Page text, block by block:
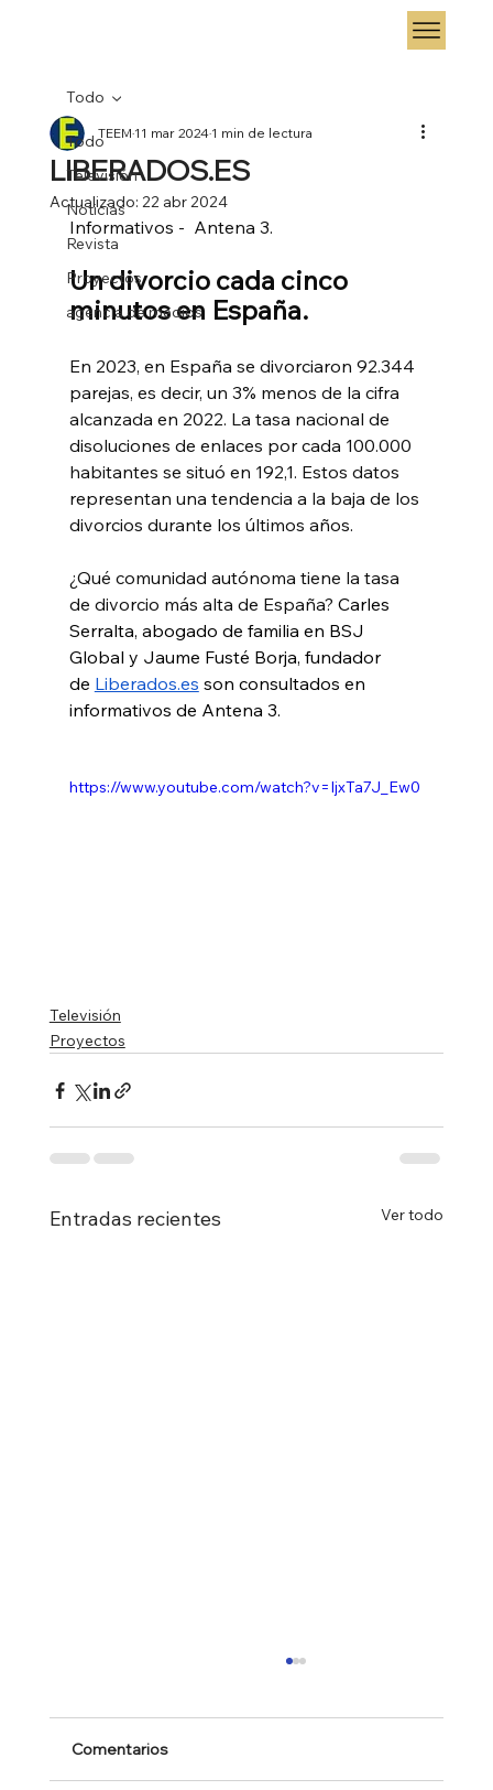
Todo
Televisión
Noticias
Revista
Proyectos
agencia de medios
Todo
LIBERADOS.ES
TEEM11 mar 20241 min de lectura
Actualizado: 22 abr 2024
Informativos -  Antena 3.
Un divorcio cada cinco
minutos en España.
En 2023, en España se divorciaron 92.344
parejas, es decir, un 3% menos de la cifra
alcanzada en 2022. La tasa nacional de
disoluciones de enlaces por cada 100.000
habitantes se situó en 192,1. Estos datos
representan una tendencia a la baja de los
divorcios durante los últimos años.
¿Qué comunidad autónoma tiene la tasa
de divorcio más alta de España? Carles
Serralta, abogado de familia en BSJ
Global y Jaume Fusté Borja, fundador
de Liberados.es son consultados en
informativos de Antena 3.
https://www.youtube.com/watch?v=IjxTa7J_Ew0
Televisión
Proyectos
Entradas recientes Ver todo
Comentarios